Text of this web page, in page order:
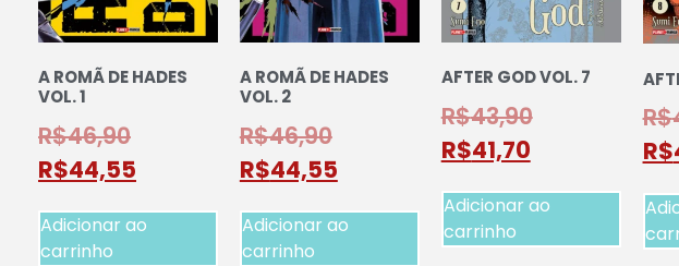
A ROMÃ DE HADES
VOL. 1
R$46,90
R$44,55
Adicionar ao
carrinho
A ROMÃ DE HADES
VOL. 2
R$46,90
R$44,55
Adicionar ao
carrinho
AFTER GOD VOL. 7
R$43,90
R$41,70
Adicionar ao
carrinho
R$
R$